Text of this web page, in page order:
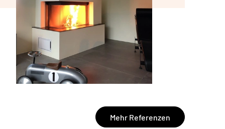
Mehr Referenzen